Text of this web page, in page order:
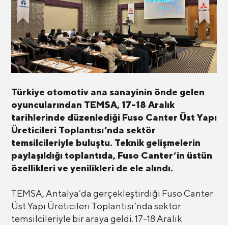
Türkiye otomotiv ana sanayinin önde gelen
oyuncularından TEMSA, 17-18 Aralık
tarihlerinde düzenlediği Fuso Canter Üst Yapı
Üreticileri Toplantısı’nda sektör
temsilcileriyle buluştu. Teknik gelişmelerin
paylaşıldığı toplantıda, Fuso Canter’in üstün
özellikleri ve yenilikleri de ele alındı.
TEMSA, Antalya’da gerçekleştirdiği Fuso Canter
Üst Yapı Üreticileri Toplantısı’nda sektör
temsilcileriyle bir araya geldi. 17-18 Aralık